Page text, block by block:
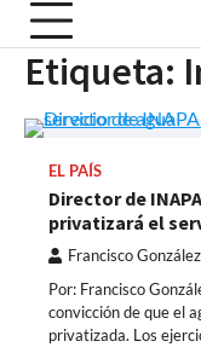
Etiqueta:
EL PAÍS
Director de
privatizará el
Francisco González
Por: Francisco
convicción de que el
privatizada. Los